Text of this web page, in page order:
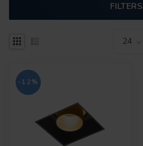
FILTERS
-12%